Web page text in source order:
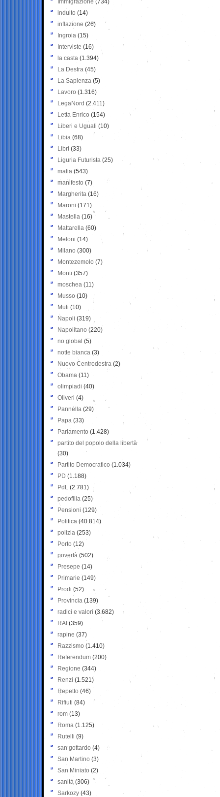
Immigrazione (734)
indulto (14)
inflazione (26)
Ingroia (15)
Interviste (16)
la casta (1.394)
La Destra (45)
La Sapienza (5)
Lavoro (1.316)
LegaNord (2.411)
Letta Enrico (154)
Liberi e Uguali (10)
Libia (68)
Libri (33)
Liguria Futurista (25)
mafia (543)
manifesto (7)
Margherita (16)
Maroni (171)
Mastella (16)
Mattarella (60)
Meloni (14)
Milano (300)
Montezemolo (7)
Monti (357)
moschea (11)
Musso (10)
Muti (10)
Napoli (319)
Napolitano (220)
no global (5)
notte bianca (3)
Nuovo Centrodestra (2)
Obama (11)
olimpiadi (40)
Oliveri (4)
Pannella (29)
Papa (33)
Parlamento (1.428)
partito del popolo della libertà
(30)
Partito Democratico (1.034)
PD (1.188)
PdL (2.781)
pedofilia (25)
Pensioni (129)
Politica (40.814)
polizia (253)
Porto (12)
povertà (502)
Presepe (14)
Primarie (149)
Prodi (52)
Provincia (139)
radici e valori (3.682)
RAI (359)
rapine (37)
Razzismo (1.410)
Referendum (200)
Regione (344)
Renzi (1.521)
Repetto (46)
Rifiuti (84)
rom (13)
Roma (1.125)
Rutelli (9)
san gottardo (4)
San Martino (3)
San Miniato (2)
sanità (306)
Sarkozy (43)